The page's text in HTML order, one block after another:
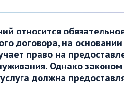
относится
договора, на основании
право на
Однако
должна